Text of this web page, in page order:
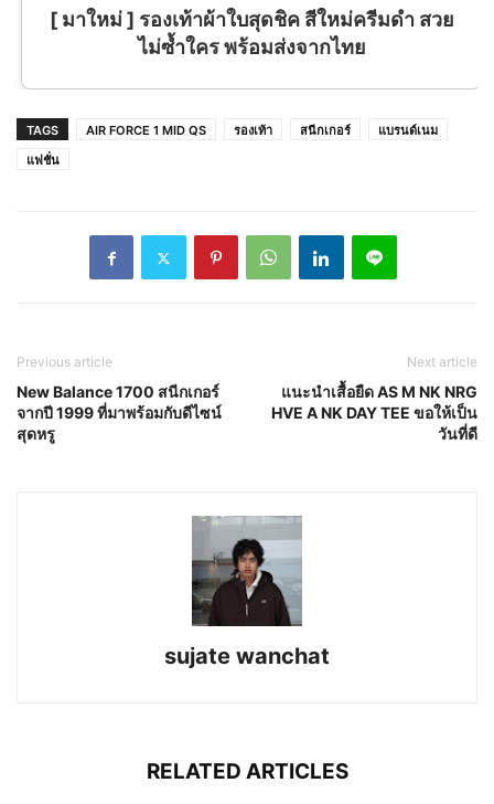
[ มาใหม่ ] รองเท้าผ้าใบสุดชิค สีใหม่ครีมดำ สวย
ไม่ซ้ำใคร พร้อมส่งจากไทย
TAGS AIR FORCE 1 MID QS รองเท้า สนีกเกอร์
แบรนด์เนม
แฟชั่น
Previous article
New Balance 1700 สนีกเกอร์
จากปี 1999 ที่มาพร้อมกับดีไซน์
สุดหรู
Next article
แนะนำเสื้อยืด AS M NK NRG
HVE A NK DAY TEE ขอให้เป็น
วันที่ดี
sujate wanchat
RELATED ARTICLES